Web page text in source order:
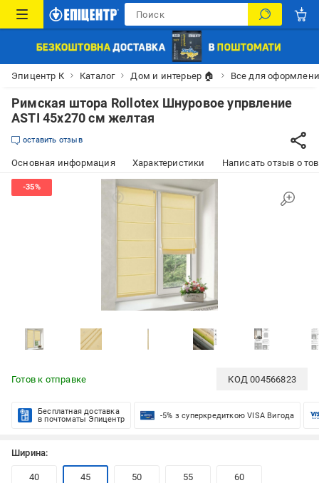
Эпицентр К Каталог Дом и интерьер 🏠 Все для
Римская штора Rollotex Шнуровое упрвление
ASTI 45x270 см желтая
оставить отзыв
Основная информация Характеристики Написать отзыв о
Готов к отправке КОД004566823
Бесплатная доставка
в почтоматы Эпицентр
-5% з суперкредиткою VISA Вигода
Ширина:
40 45 50 55 60